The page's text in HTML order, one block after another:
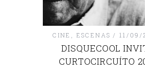
CINE ESCENAS 11/09/
DISQUECOOL
CURTOCIRCUÍTO